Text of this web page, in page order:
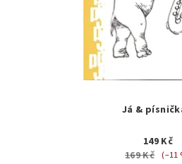
Já &
149 Kč
169 Kč (–11